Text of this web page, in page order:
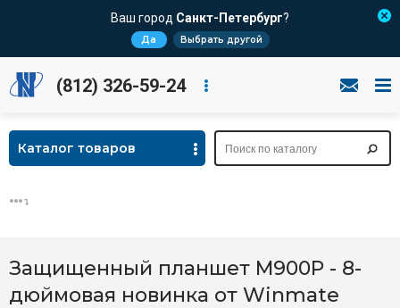
Ваш город Санкт-Петербург?
Да Выбрать другой
(812) 326-59-24
Каталог товаров
Защищенный планшет M900P - 8-
дюймовая новинка от Winmate